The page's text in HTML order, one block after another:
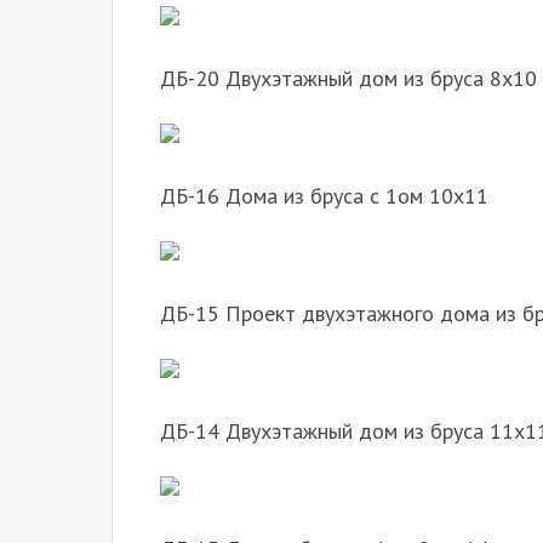
ДБ-20 Двухэтажный дом из бруса 8х10
ДБ-16 Дома из бруса с 1ом 10х11
ДБ-15 Проект двухэтажного дома из
ДБ-14 Двухэтажный дом из бруса